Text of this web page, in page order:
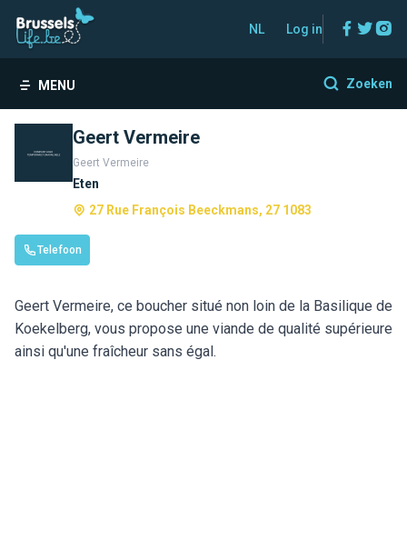
NL Log in
MENU Zoeken
Geert Vermeire
Geert Vermeire
Eten
27 Rue François Beeckmans, 27 1083
Telefoon
Geert Vermeire, ce boucher situé non loin de la Basilique de
Koekelberg, vous propose une viande de qualité supérieure
ainsi qu'une fraîcheur sans égal.